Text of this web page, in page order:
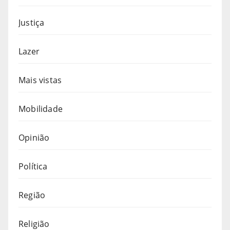
Justiça
Lazer
Mais vistas
Mobilidade
Opinião
Política
Região
Religião